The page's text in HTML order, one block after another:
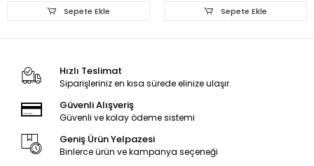
Sepete Ekle Sepete Ekle
Hızlı Teslimat
Siparişleriniz en kısa sürede elinize ulaşır.
Güvenli Alışveriş
Güvenli ve kolay ödeme sistemi
Geniş Ürün Yelpazesi
Binlerce ürün ve kampanya seçeneği